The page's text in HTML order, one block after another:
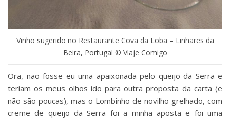
Vinho sugerido no Restaurante Cova da Loba – Linhares da
Beira, Portugal © Viaje Comigo
Ora, não fosse eu uma apaixonada pelo queijo da Serra e
teriam os meus olhos ido para outra proposta da carta (e
não são poucas), mas o Lombinho de novilho grelhado, com
creme de queijo da Serra foi a minha aposta e foi uma